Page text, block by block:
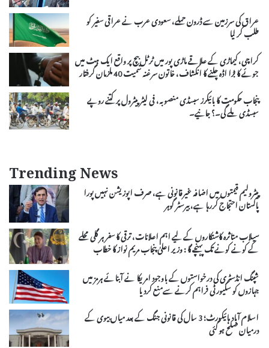
عراق کی سرزمین سے ڈرون حملے، سعودی عرب نے عراقی سفیر کو
طلب کر لیا
کراچی، کیماڑی کے علاقے ماڑی پور میں ٹرٹل بیچ پر واقع ایک ہٹ میں
جوئے کا بڑا اڈہ چلنے کا انکشاف، خاتون سرغنہ سمیت 40 ملزمان گرفتار
پنجاب حکومت کا بائیکرز سبسڈی منصوبہ، فی لیٹر پیٹرول پر کتنے روپے
سبسڈی ملے گی۔؟ جانیے۔
Trending News
پیٹرولیم قیمتوں میں اضافہ غیرقانونی ہے، صرف اپوزیشن نہیں پورا
پاکستان احتجاج کررہا ہے، بیرسٹر گوہر
سیلاب متاثرہ کاشتکاروں کے لیے اہم اعلانات، ترقی کا سفر ہر گلی محلے
کے کونے کونے تک پہنچے گا : وزیر اعلیٰ پنجاب مریم نواز کا خطاب
شپنگ انڈسٹری کی درخواستوں کے باوجود امریکا نے آبنائے ہرمز میں
جہازوں کو سکیورٹی فراہم کرنے سےمنع کردیا
اسلام آباد ہائیکورٹ؛ 3 سال کی قانونی جنگ کے بعد میاں بیوی کے
درمیان صلح ہو گئی